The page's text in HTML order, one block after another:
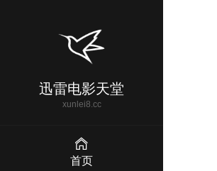
迅雷电影天堂
xunlei8.cc
首页